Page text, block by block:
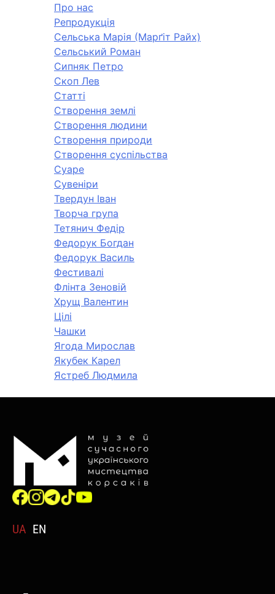
Про нас
Репродукція
Сельська Марія (Марґіт Райх)
Сельський Роман
Сипняк Петро
Скоп Лев
Статті
Створення землі
Створення людини
Створення природи
Створення суспільства
Суаре
Сувеніри
Твердун Іван
Творча група
Тетянич Федір
Федорук Богдан
Федорук Василь
Фестивалі
Флінта Зеновій
Хрущ Валентин
Цілі
Чашки
Ягода Мирослав
Якубек Карел
Ястреб Людмила
UA EN